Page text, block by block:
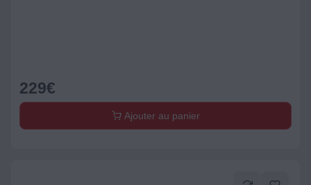
229€
Ajouter au panier